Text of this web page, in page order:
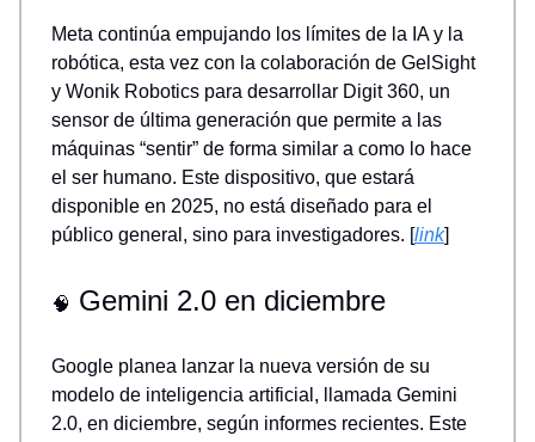
Meta continúa empujando los límites de la IA y la
robótica, esta vez con la colaboración de GelSight
y Wonik Robotics para desarrollar Digit 360, un
sensor de última generación que permite a las
máquinas “sentir” de forma similar a como lo hace
el ser humano. Este dispositivo, que estará
disponible en 2025, no está diseñado para el
público general, sino para investigadores. [link]
🧠 Gemini 2.0 en diciembre
Google planea lanzar la nueva versión de su
modelo de inteligencia artificial, llamada Gemini
2.0, en diciembre, según informes recientes. Este